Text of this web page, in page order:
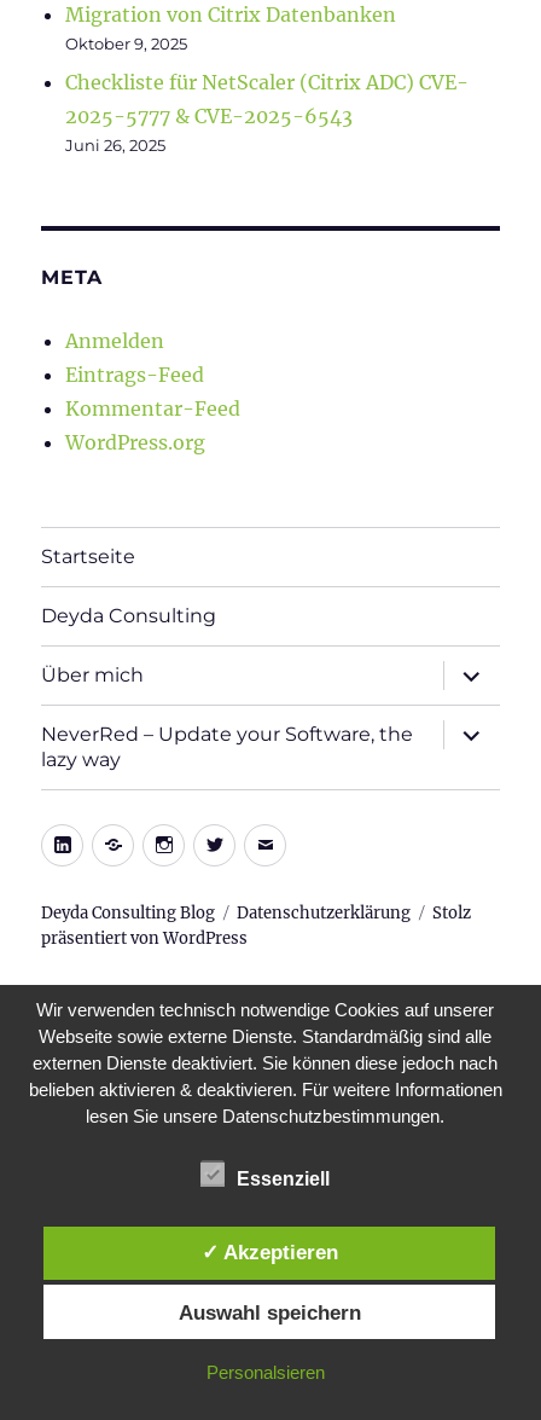
Migration von Citrix Datenbanken
Oktober 9, 2025
Checkliste für NetScaler (Citrix ADC) CVE-
2025-5777 & CVE-2025-6543
Juni 26, 2025
META
Anmelden
Eintrags-Feed
Kommentar-Feed
WordPress.org
Startseite
Deyda Consulting
Über mich
öffnen
NeverRed – Update your Software, the
lazy way
öffnen
LinkedIn
Xing Instagram
TwitterE-
Deyda Consulting Blog Datenschutzerklärung
Stolz
präsentiert von WordPress
Wir verwenden technisch notwendige Cookies auf unserer
Webseite sowie externe Dienste. Standardmäßig sind alle
externen Dienste deaktiviert. Sie können diese jedoch nach
belieben aktivieren & deaktivieren. Für weitere Informationen
lesen Sie unsere Datenschutzbestimmungen.
Essenziell
✓ Akzeptieren
Auswahl speichern
Personalsieren